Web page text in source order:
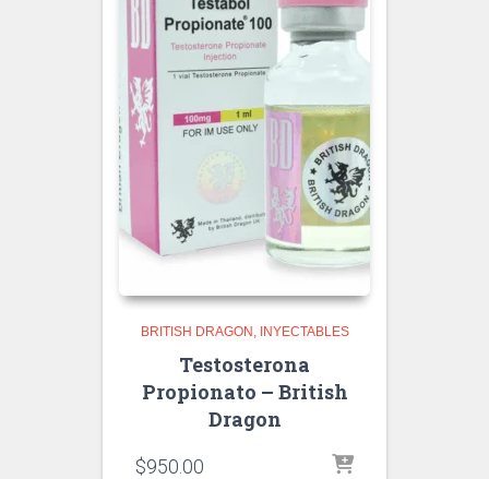
BRITISH DRAGON INYECTABLES
Testosterona
Propionato – British
Dragon
$950.00